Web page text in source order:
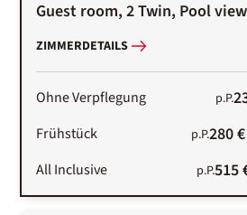
Guest room, 2 Twin, Pool view
ZIMMERDETAILS
Ohne Verpflegung p.P.
Frühstück p.P.280 €
All Inclusive p.P.515